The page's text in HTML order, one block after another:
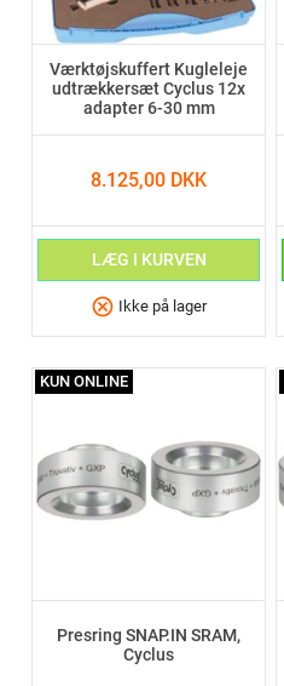
Værktøjskuffert Kugleleje
udtrækkersæt Cyclus 12x
adapter 6-30 mm
8.125,00 DKK
LÆG I KURVEN
cancel Ikke på lager
Presring SNAP.IN SRAM,
Cyclus
KUN ONLINE